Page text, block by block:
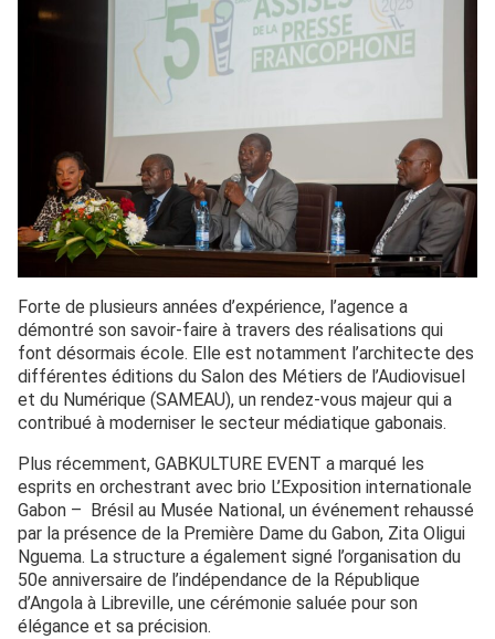
Forte de plusieurs années d’expérience, l’agence a
démontré son savoir-faire à travers des réalisations qui
font désormais école. Elle est notamment l’architecte des
différentes éditions du Salon des Métiers de l’Audiovisuel
et du Numérique (SAMEAU), un rendez-vous majeur qui a
contribué à moderniser le secteur médiatique gabonais.
Plus récemment, GABKULTURE EVENT a marqué les
esprits en orchestrant avec brio L’Exposition internationale
Gabon – Brésil au Musée National, un événement rehaussé
par la présence de la Première Dame du Gabon, Zita Oligui
Nguema. La structure a également signé l’organisation du
50e anniversaire de l’indépendance de la République
d’Angola à Libreville, une cérémonie saluée pour son
élégance et sa précision.